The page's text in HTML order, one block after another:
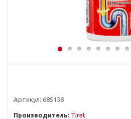
Артикул: 685138
Производитель: Tiret